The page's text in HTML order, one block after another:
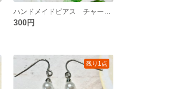
300円
残り1点